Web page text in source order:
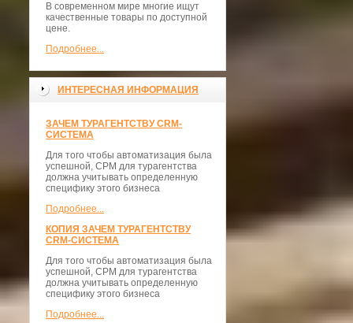
В современном мире многие ищут
качественные товары по доступной
цене.
Подробнее...
ИНТЕРЕСНАЯ ИНФОРМАЦИЯ
ЗАЧЕМ ТУРАГЕНТСТВУ CRM-
СИСТЕМА
Для того чтобы автоматизация была
успешной, СРМ для турагентства
должна учитывать определенную
специфику этого бизнеса
Подробнее...
КОПИЯ ЗАЧЕМ ТУРАГЕНТСТВУ
CRM-СИСТЕМА
Для того чтобы автоматизация была
успешной, СРМ для турагентства
должна учитывать определенную
специфику этого бизнеса
Подробнее...